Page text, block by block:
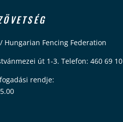
Hungarian Fencing Federation
út 1-3. Telefon: 460 69 10
rendje: